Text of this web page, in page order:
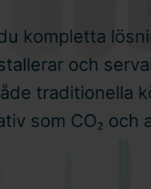
kompletta
och
traditionella
som CO₂ och